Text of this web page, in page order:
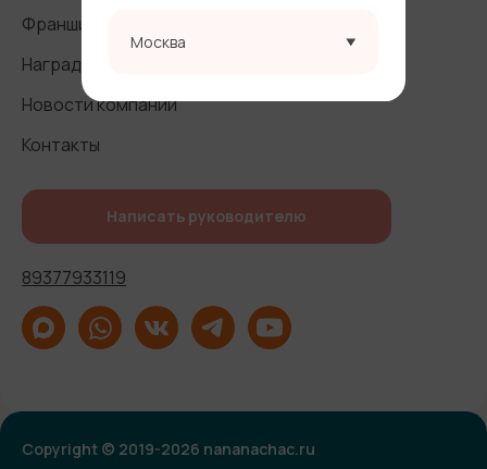
Франшиза
Награды и СМИ
Новости компании
Контакты
Написать руководителю
89377933119
Copyright © 2019-2026 nananachac.ru
Москва